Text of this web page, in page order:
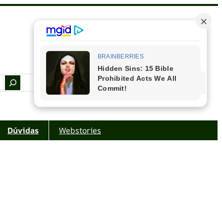
Facebook Instagram Youtube
Dúvidas Webstories